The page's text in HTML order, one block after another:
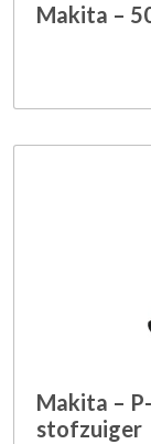
Makita –
Makita –
stofzuiger